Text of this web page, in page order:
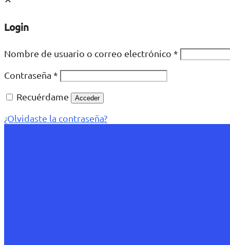
Login
Nombre de usuario o correo electrónico *
Contraseña *
Recuérdame
Acceder
¿Olvidaste la contraseña?